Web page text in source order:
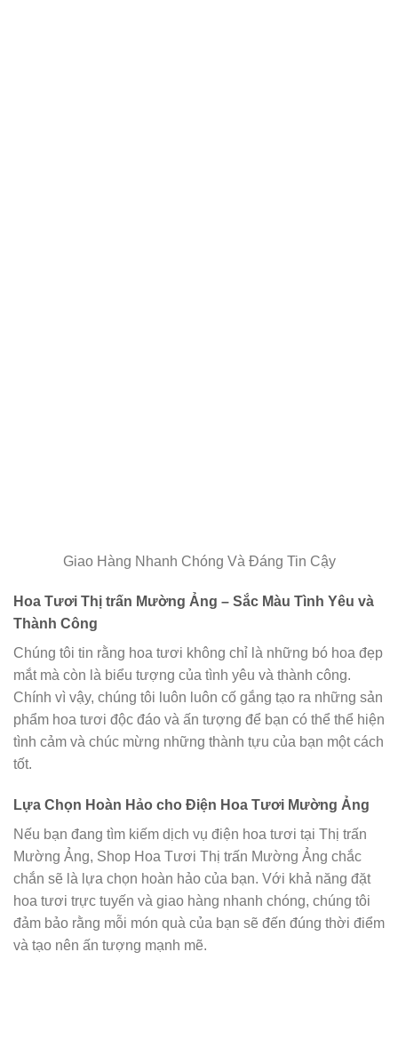
Giao Hàng Nhanh Chóng Và Đáng Tin Cậy
Hoa Tươi Thị trấn Mường Ảng – Sắc Màu Tình Yêu và
Thành Công
Chúng tôi tin rằng hoa tươi không chỉ là những bó hoa đẹp
mắt mà còn là biểu tượng của tình yêu và thành công.
Chính vì vậy, chúng tôi luôn luôn cố gắng tạo ra những sản
phẩm hoa tươi độc đáo và ấn tượng để bạn có thể thể hiện
tình cảm và chúc mừng những thành tựu của bạn một cách
tốt.
Lựa Chọn Hoàn Hảo cho Điện Hoa Tươi Mường Ảng
Nếu bạn đang tìm kiếm dịch vụ điện hoa tươi tại Thị trấn
Mường Ảng, Shop Hoa Tươi Thị trấn Mường Ảng chắc
chắn sẽ là lựa chọn hoàn hảo của bạn. Với khả năng đặt
hoa tươi trực tuyến và giao hàng nhanh chóng, chúng tôi
đảm bảo rằng mỗi món quà của bạn sẽ đến đúng thời điểm
và tạo nên ấn tượng mạnh mẽ.